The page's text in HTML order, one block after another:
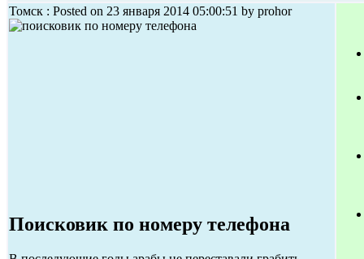
Томск : Posted on 23 января 2014 05:00:51 by prohor
Поисковик по номеру телефона